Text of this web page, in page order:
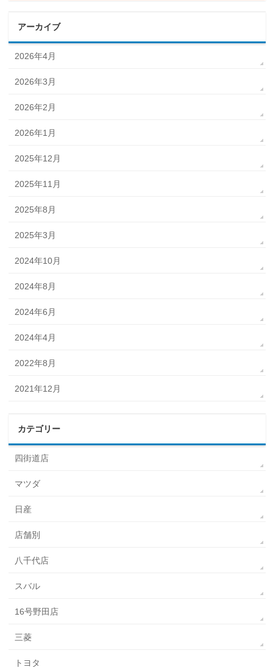
アーカイブ
2026年4月
2026年3月
2026年2月
2026年1月
2025年12月
2025年11月
2025年8月
2025年3月
2024年10月
2024年8月
2024年6月
2024年4月
2022年8月
2021年12月
カテゴリー
四街道店
マツダ
日産
店舗別
八千代店
スバル
16号野田店
三菱
トヨタ